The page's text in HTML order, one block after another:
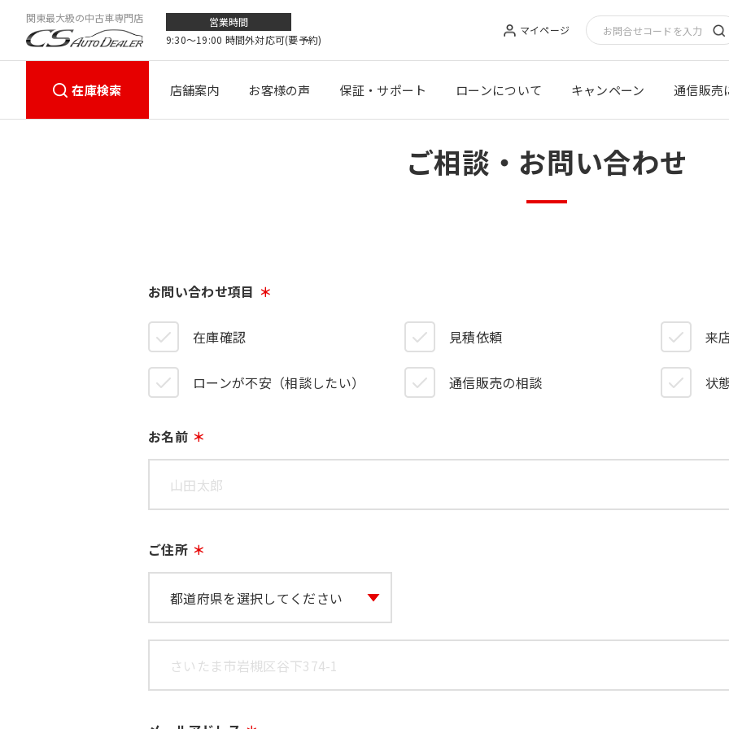
関東最大級の中古車専門店
営業時間
9:30〜19:00 時間外対応可(要予約)
マイページ
在庫検索 店舗案内 お客様の声 保証・サポート ローンについて キャンペーン 通信販売
ご相談・お問い合わせ
お問い合わせ項目
在庫確認 見積依頼 来
ローンが不安（相談したい） 通信販売の相談 状
お名前
ご住所